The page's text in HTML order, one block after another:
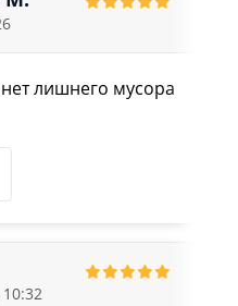
лишнего мусора
10:32